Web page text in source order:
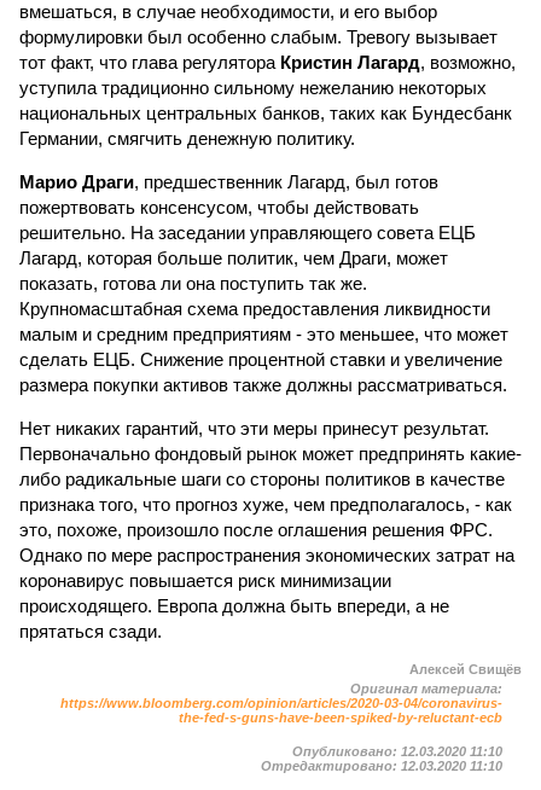
вмешаться, в случае необходимости, и его выбор
формулировки был особенно слабым. Тревогу вызывает
тот факт, что глава регулятора Кристин Лагард, возможно,
уступила традиционно сильному нежеланию некоторых
национальных центральных банков, таких как Бундесбанк
Германии, смягчить денежную политику.
Марио Драги, предшественник Лагард, был готов
пожертвовать консенсусом, чтобы действовать
решительно. На заседании управляющего совета ЕЦБ
Лагард, которая больше политик, чем Драги, может
показать, готова ли она поступить так же.
Крупномасштабная схема предоставления ликвидности
малым и средним предприятиям - это меньшее, что может
сделать ЕЦБ. Снижение процентной ставки и увеличение
размера покупки активов также должны рассматриваться.
Нет никаких гарантий, что эти меры принесут результат.
Первоначально фондовый рынок может предпринять какие-
либо радикальные шаги со стороны политиков в качестве
признака того, что прогноз хуже, чем предполагалось, - как
это, похоже, произошло после оглашения решения ФРС.
Однако по мере распространения экономических затрат на
коронавирус повышается риск минимизации
происходящего. Европа должна быть впереди, а не
прятаться сзади.
Алексей Свищёв
Оригинал материала:
https://www.bloomberg.com/opinion/articles/2020-03-04/coronavirus-
the-fed-s-guns-have-been-spiked-by-reluctant-ecb
Опубликовано: 12.03.2020 11:10
Отредактировано: 12.03.2020 11:10